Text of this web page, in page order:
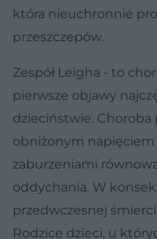
która nieuchronnie
przeszczepów.
Zespół Leigha - to
pierwsze objawy
dzieciństwie. Choroba
obniżonym
zaburzeniami
oddychania. W
przedwczesnej
Rodzice dzieci, u